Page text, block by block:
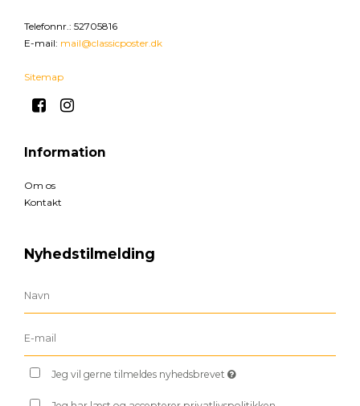
Telefonnr.: 52705816
E-mail: mail@classicposter.dk
Sitemap
Information
Om os
Kontakt
Nyhedstilmelding
Jeg vil gerne tilmeldes nyhedsbrevet